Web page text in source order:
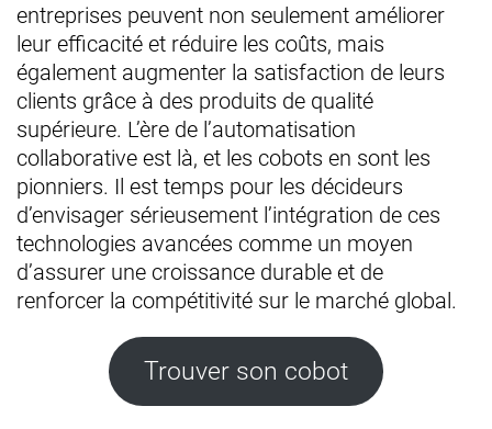
entreprises peuvent non seulement améliorer
leur efficacité et réduire les coûts, mais
également augmenter la satisfaction de leurs
clients grâce à des produits de qualité
supérieure. L’ère de l’automatisation
collaborative est là, et les cobots en sont les
pionniers. Il est temps pour les décideurs
d’envisager sérieusement l’intégration de ces
technologies avancées comme un moyen
d’assurer une croissance durable et de
renforcer la compétitivité sur le marché global.
Trouver son cobot